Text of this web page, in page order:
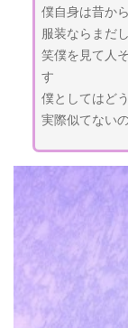
僕自身は昔か
服装ならまだ
笑僕を見て人
す
僕としてはど
実際似てない